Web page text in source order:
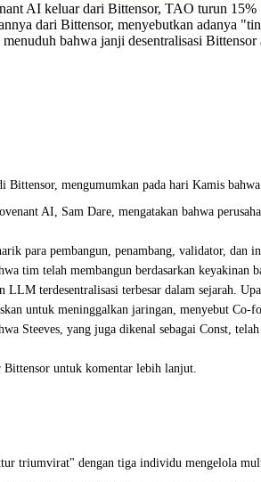
AI keluar dari Bittensor, TAO turun 15%
dari Bittensor, menyebutkan adanya
bahwa janji desentralisasi
Bittensor, mengumumkan pada hari Kamis
AI, Sam Dare, mengatakan bahwa
para pembangun, penambang, validator, dan
tim telah membangun berdasarkan
LLM terdesentralisasi terbesar dalam sejarah.
untuk meninggalkan jaringan, menyebut Co-
Steeves, yang juga dikenal sebagai Const,
untuk komentar lebih lanjut.
triumvirat" dengan tiga individu mengelola